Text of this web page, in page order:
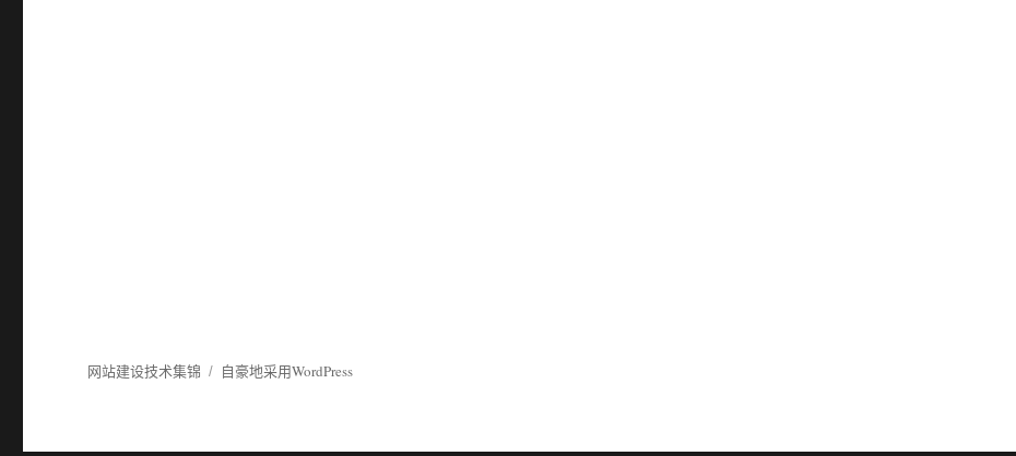
网站建设技术集锦 自豪地采用WordPress